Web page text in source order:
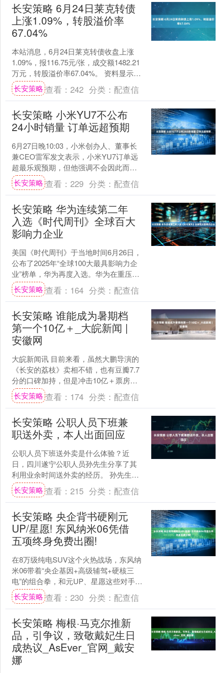
长安策略 6月24日莱克转债
上涨1.09%，转股溢价率
67.04%
本站消息，6月24日莱克转债收盘上涨
1.09%，报116.75元/张，成交额1482.21
万元，转股溢价率67.04%。 资料显示，
莱克转债信用级别为“AA”，....
长安策略查看： 242 分类： 配查信
长安策略 小米YU7不公布
24小时销量 订单远超预期
6月27日晚10:03，小米创办人、董事长
兼CEO雷军发文表示，小米YU7订单远
超最乐观预期，但他强调不会因此而沾
沾自喜。雷军还确认，不会公布YU7的
24小时销....
长安策略查看： 229 分类： 配查信
长安策略 华为连续第二年
入选《时代周刊》全球百大
影响力企业
美国《时代周刊》于当地时间6月26日，
公布了2025年“全球100大最具影响力企
业”榜单，华为再度入选。华为在重压之
下持续创新与突出，取得了系列耀眼成
果，是其入....
长安策略查看： 164 分类： 配查信
长安策略 谁能成为暑期档
第一个10亿＋_大皖新闻 |
安徽网
大皖新闻讯 目前来看，虽然大鹏导演的
《长安的荔枝》卖相不错，也有豆瓣7.7
分的口碑加持，但是冲击10亿＋票房难
度依然不小。热闹是真热闹，口碑佳作
也不少，不过现在....
长安策略查看： 174 分类： 配查信
长安策略 公职人员下班兼
职送外卖，本人出面回应
公职人员下班送外卖是什么体验？近
日，四川遂宁公职人员孙先生分享了其
利用业余时间送外卖的经历。 孙先生曾
当过消防员。去年底转业后，分配至遂
宁市船山区某单位工作。 ....
长安策略查看： 215 分类： 配查信
长安策略 央企背书硬刚元
UP/星愿! 东风纳米06凭借
五项终身免费出圈!
在8万级纯电SUV这个火热战场，东风纳
米06带着“央企基因+高级辅驾+硬核三
电”的组合拳，和元UP、星愿这些对手打
得火热。它可不止是顶着东风56年造车
经验的光环....
长安策略查看： 230 分类： 配查信
长安策略 梅根·马克尔推新
品，引争议，致敬戴妃生日
成热议_AsEver_官网_戴安
娜